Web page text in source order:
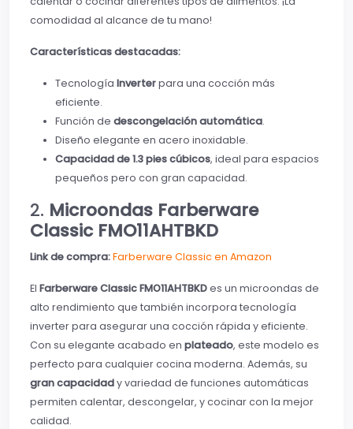
comodidad al alcance de tu mano!
Características destacadas:
Tecnología Inverterpara una cocción más
eficiente.
Función de descongelación automática.
Diseño elegante en acero inoxidable.
Capacidad de 1.3 pies cúbicos, ideal para espacios
pequeños pero con gran capacidad.
2. Microondas Farberware
Classic FMO11AHTBKD
Link de compra:Farberware Classic en Amazon
El Farberware Classic FMO11AHTBKDes un microondas de
alto rendimiento que también incorpora tecnología
inverter para asegurar una cocción rápida y eficiente.
Con su elegante acabado en plateado, este modelo es
perfecto para cualquier cocina moderna. Además, su
gran capacidady variedad de funciones automáticas
permiten calentar, descongelar, y cocinar con la mejor
calidad.